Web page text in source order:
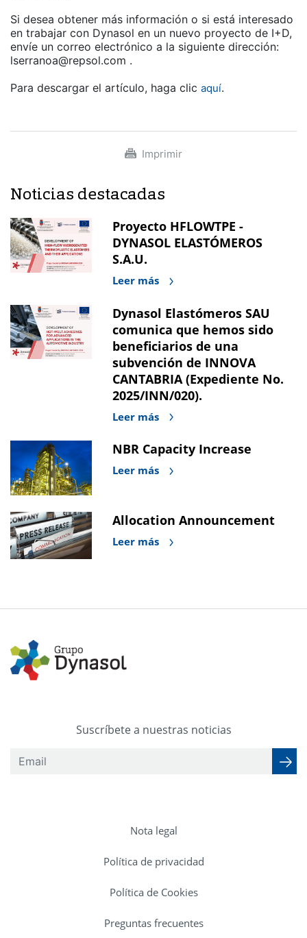
Si desea obtener más información o si está interesado
en trabajar con Dynasol en un nuevo proyecto de I+D,
envíe un correo electrónico a la siguiente dirección:
lserranoa@repsol.com .
Para descargar el artículo, haga clic aquí.
Imprimir
Noticias destacadas
Proyecto HFLOWTPE -
DYNASOL ELASTÓMEROS
S.A.U.
Leer más
Dynasol Elastómeros SAU
comunica que hemos sido
beneficiarios de una
subvención de INNOVA
CANTABRIA (Expediente No.
2025/INN/020).
Leer más
NBR Capacity Increase
Leer más
Allocation Announcement
Leer más
Suscríbete a nuestras noticias
Nota legal
Política de privacidad
Política de Cookies
Preguntas frecuentes